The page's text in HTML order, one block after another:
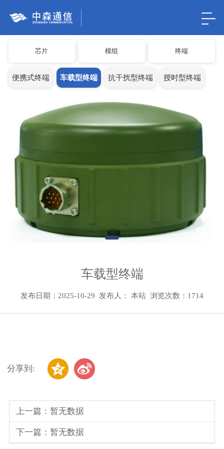
芯片 模组 终端
便携式终端 车载型终端 抗干扰型终端 授时型终端
车载型终端
发布日期：2025-10-29 发布人： 本站 浏览次数：1714
分享到:
上一篇：暂无数据
下一篇：暂无数据